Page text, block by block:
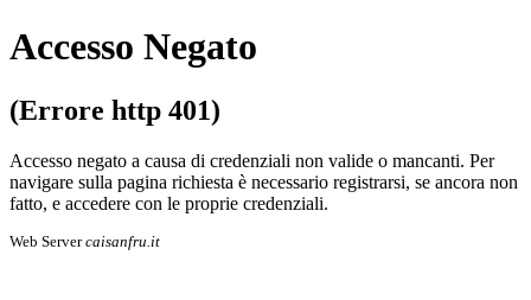
Accesso Negato
(Errore http 401)
Accesso negato a causa di credenziali non valide o mancanti. Per
navigare sulla pa­gi­na richiesta è necessario registrarsi, se an­co­ra non
fatto, e accedere con le proprie cre­den­zia­li.
Web Servercaisanfru.it